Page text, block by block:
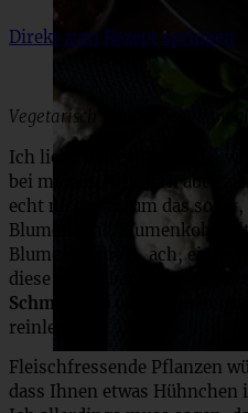
Direkt zum Rezept springen
Vegetarisch – auch vegan
Ich liebe Blumenkohl… Ja,
bei meinen Männern aber
echt nicht, warum das so ist,
Blumenkohl, Blumenkohl mit
Blumenkohlreis, ach,
diese unfassbar leckeren
Schmanddip oder
reinlegen.
Fleischfressende Pflanzen
dass Ihnen etwas Hühnchen